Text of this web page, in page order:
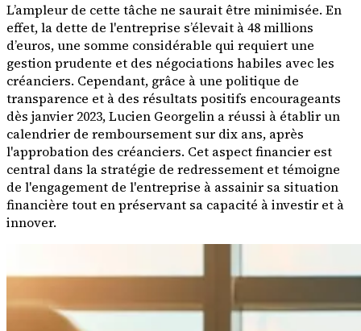
L’ampleur de cette tâche ne saurait être minimisée. En
effet, la dette de l'entreprise s’élevait à 48 millions
d’euros, une somme considérable qui requiert une
gestion prudente et des négociations habiles avec les
créanciers. Cependant, grâce à une politique de
transparence et à des résultats positifs encourageants
dès janvier 2023, Lucien Georgelin a réussi à établir un
calendrier de remboursement sur dix ans, après
l'approbation des créanciers. Cet aspect financier est
central dans la stratégie de redressement et témoigne
de l'engagement de l'entreprise à assainir sa situation
financière tout en préservant sa capacité à investir et à
innover.